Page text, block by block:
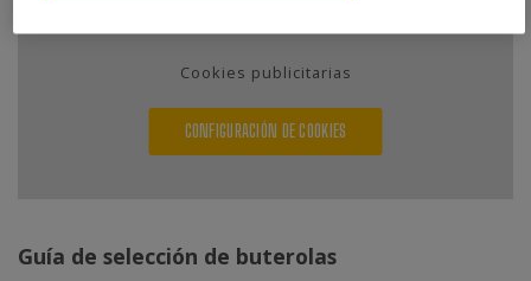
Cookies publicitarias
CONFIGURACIÓN DE COOKIES
Guía de selección de buterolas